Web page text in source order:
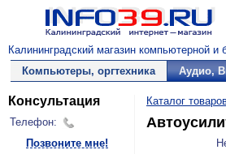
Калининградский магазин компьютерной и
Компьютеры, оргтехника
Аудио,
Консультация
Телефон:
Позвоните мне!
Каталог